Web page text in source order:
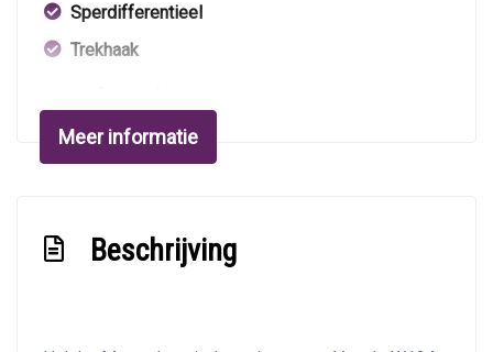
Sperdifferentieel
Trekhaak
Achterbank in delen neerklapbaar
Lederen bekleding
Meer informatie
Beschrijving